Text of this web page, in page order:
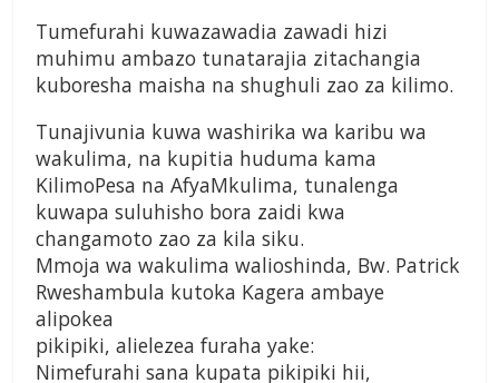
Tumefurahi kuwazawadia zawadi hizi
muhimu ambazo tunatarajia zitachangia
kuboresha maisha na shughuli zao za kilimo.
Tunajivunia kuwa washirika wa karibu wa
wakulima, na kupitia huduma kama
KilimoPesa na AfyaMkulima, tunalenga
kuwapa suluhisho bora zaidi kwa
changamoto zao za kila siku.
Mmoja wa wakulima walioshinda, Bw. Patrick
Rweshambula kutoka Kagera ambaye
alipokea
pikipiki, alielezea furaha yake:
Nimefurahi sana kupata pikipiki hii,